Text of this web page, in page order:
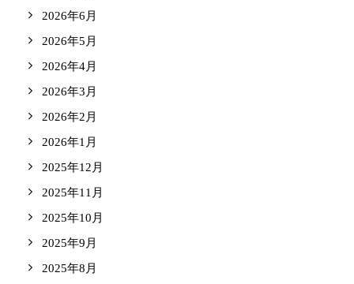
2026年6月
2026年5月
2026年4月
2026年3月
2026年2月
2026年1月
2025年12月
2025年11月
2025年10月
2025年9月
2025年8月